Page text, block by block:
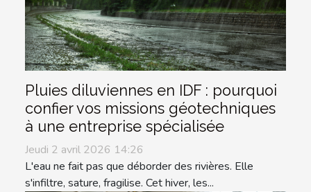
Pluies diluviennes en IDF : pourquoi
confier vos missions géotechniques
à une entreprise spécialisée
Jeudi 2 avril 2026 14:26
L'eau ne fait pas que déborder des rivières. Elle
s'infiltre, sature, fragilise. Cet hiver, les...